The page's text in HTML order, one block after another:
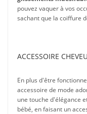
pouvez vaquer à vos
sachant que la coiffure
ACCESSOIRE
En plus d'être
accessoire de mode
une touche d'élégance
bébé, en faisant un